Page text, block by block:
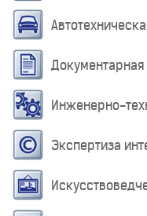
Документарная
Инженерно-
Экспертиза